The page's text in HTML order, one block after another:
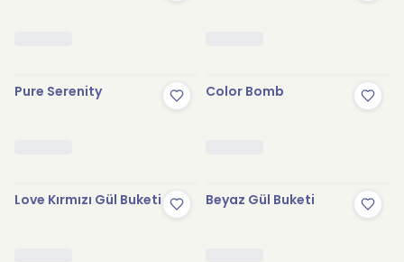
Pure Serenity Color Bomb
Love Kırmızı Gül Buketi Beyaz Gül Buketi